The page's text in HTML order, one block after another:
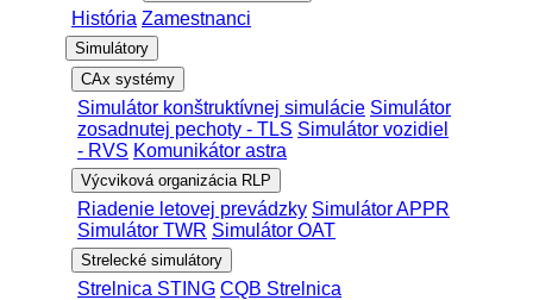
História Zamestnanci
Simulátory
CAx systémy
Simulátor konštruktívnej simulácie Simulátor
zosadnutej pechoty - TLS Simulátor vozidiel
- RVS Komunikátor astra
Výcviková organizácia RLP
Riadenie letovej prevádzky Simulátor APPR
Simulátor TWR Simulátor OAT
Strelecké simulátory
Strelnica STING CQB Strelnica